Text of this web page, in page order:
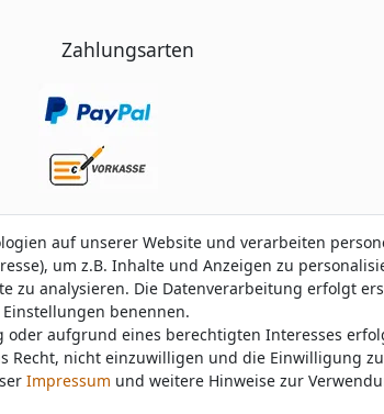
Zahlungsarten
vonnawajo.de bei Trustami:5.00/5.00 mit319.220
auf unserer Website und verarbeiten
um z.B. Inhalte und Anzeigen zu
zu analysieren. Die Datenverarbeitung erfolgt
benennen.
aufgrund eines berechtigten Interesses
Recht, nicht einzuwilligen und die Einwilligung
Impressum und weitere Hinweise zur
auf unserer Website und verarbeiten
um z.B. Inhalte und Anzeigen zu
zu analysieren. Die Datenverarbeitung erfolgt
benennen.
aufgrund eines berechtigten Interesses
Recht, nicht einzuwilligen und die Einwilligung
Impressum und weitere Hinweise zur